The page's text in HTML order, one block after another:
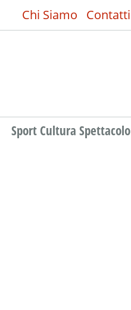
Chi Siamo Contatti
Sport Cultura Spettacolo